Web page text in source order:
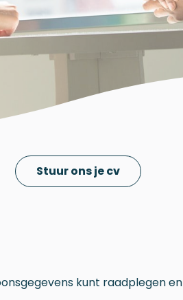
Stuur ons je cv
kunt raadplegen